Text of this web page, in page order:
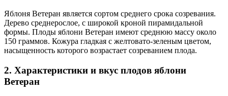
Яблоня Ветеран является сортом среднего срока созревания.
Дерево среднерослое, с широкой кроной пирамидальной
формы. Плоды яблони Ветеран имеют среднюю массу около
150 граммов. Кожура гладкая с желтовато-зеленым цветом,
насыщенность которого возрастает созреванием плода.
2. Характеристики и вкус плодов яблони
Ветеран